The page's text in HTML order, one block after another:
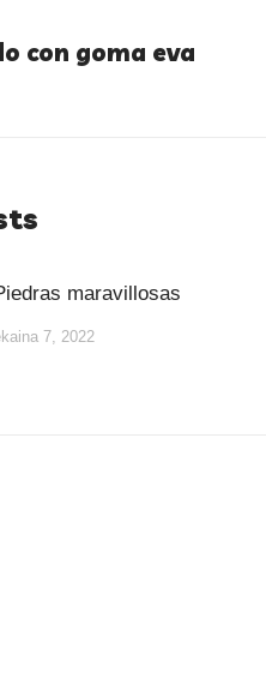
con goma eva
maravillosas
7, 2022